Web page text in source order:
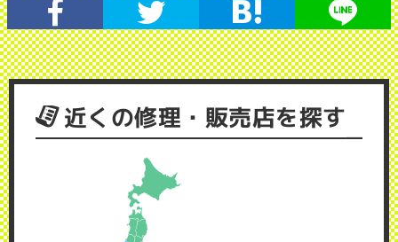
近くの修理・販売店を探す